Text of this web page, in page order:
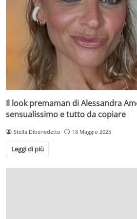
Il look premaman di Alessandra
sensualissimo e tutto da copiare
Stella Dibenedetto 18 Maggio 2025
Leggi di più